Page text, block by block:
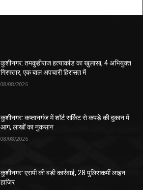
कुशीनगर: तमकुहीराज हत्याकांड का खुलासा, 4 अभियुक्त
गिरफ्तार, एक बाल अपचारी हिरासत में
08/08/2026
कुशीनगर: कप्तानगंज में शॉर्ट सर्किट से कपड़े की दुकान में
आग, लाखों का नुकसान
08/08/2026
कुशीनगर: एसपी की बड़ी कार्रवाई, 28 पुलिसकर्मी लाइन
हाजिर